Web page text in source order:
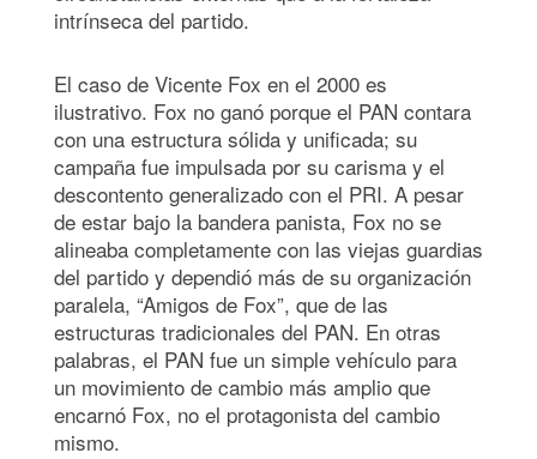
intrínseca del partido.
El caso de Vicente Fox en el 2000 es
ilustrativo. Fox no ganó porque el PAN contara
con una estructura sólida y unificada; su
campaña fue impulsada por su carisma y el
descontento generalizado con el PRI. A pesar
de estar bajo la bandera panista, Fox no se
alineaba completamente con las viejas guardias
del partido y dependió más de su organización
paralela, “Amigos de Fox”, que de las
estructuras tradicionales del PAN. En otras
palabras, el PAN fue un simple vehículo para
un movimiento de cambio más amplio que
encarnó Fox, no el protagonista del cambio
mismo.